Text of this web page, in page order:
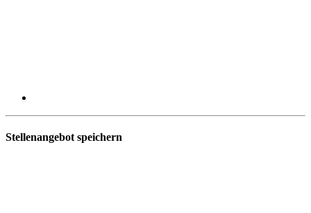
Stellenangebot speichern